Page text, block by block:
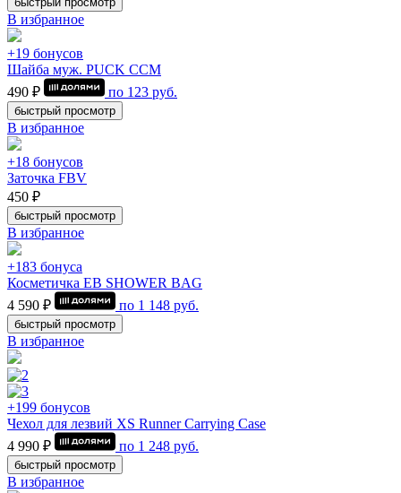
В избранное
+19 бонусов
Шайба муж. PUCK CCM
490 ₽
по 123 руб.
быстрый просмотр
В избранное
+18 бонусов
Заточка FBV
450 ₽
быстрый просмотр
В избранное
+183 бонуса
Косметичка EB SHOWER BAG
4 590 ₽
по 1 148 руб.
быстрый просмотр
В избранное
+199 бонусов
Чехол для лезвий XS Runner Carrying Case
4 990 ₽
по 1 248 руб.
быстрый просмотр
В избранное